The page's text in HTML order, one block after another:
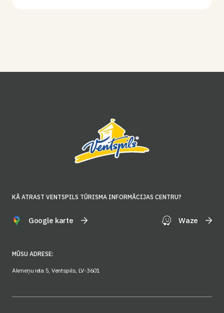
KĀ ATRAST VENTSPILS TŪRISMA INFORMĀCIJAS CENTRU?
Google karte Waze
MŪSU ADRESE:
Akmeņu iela 5, Ventspils, LV-3601